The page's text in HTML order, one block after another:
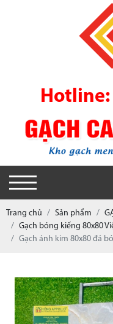
Hotline:
Trang chủ Sản phẩm
Gạch bóng kiếng 80x80
Gạch ánh kim 80x80 đá